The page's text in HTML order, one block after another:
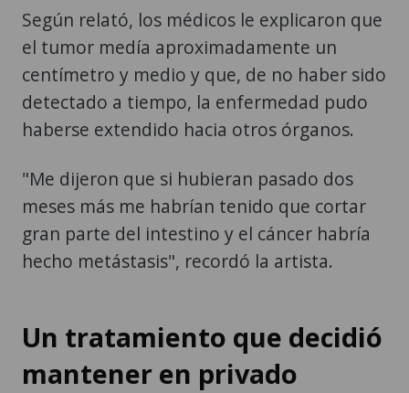
Según relató, los médicos le explicaron que
el tumor medía aproximadamente un
centímetro y medio y que, de no haber sido
detectado a tiempo, la enfermedad pudo
haberse extendido hacia otros órganos.
"Me dijeron que si hubieran pasado dos
meses más me habrían tenido que cortar
gran parte del intestino y el cáncer habría
hecho metástasis", recordó la artista.
Un tratamiento que decidió
mantener en privado